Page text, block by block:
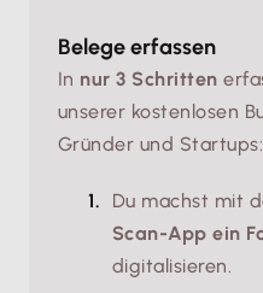
Belege erfassen
In nur 3 Schritten
unserer kostenlosen
Gründer und Startups:
Du machst mit
Scan-App ein
digitalisieren.